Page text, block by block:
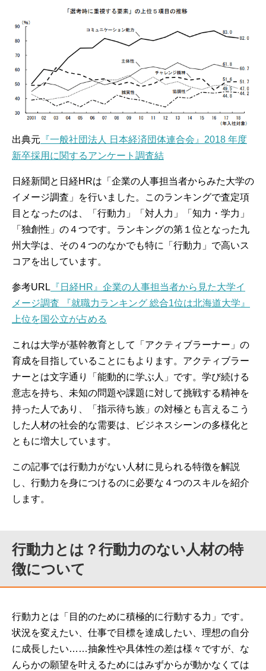
出典元 『一般社団法人 日本経済団体連合会』2018 年度
新卒採用に関するアンケート調査結
日経新聞と日経HRは「企業の人事担当者からみた大学の
イメージ調査」を行いました。このランキングで査定項
目となったのは、「行動力」「対人力」「知力・学力」
「独創性」の４つです。ランキングの第１位となった九
州大学は、その４つのなかでも特に「行動力」で高いス
コアを出しています。
参考URL 『日経HR』企業の人事担当者から見た大学イ
メージ調査 『就職力ランキング 総合1位は北海道大学』
上位を国公立が占める
これは大学が基幹教育として「アクティブラーナー」の
育成を目指していることにもよります。アクティブラー
ナーとは文字通り「能動的に学ぶ人」です。学び続ける
意志を持ち、未知の問題や課題に対して挑戦する精神を
持った人であり、「指示待ち族」の対極とも言えるこう
した人材の社会的な需要は、ビジネスシーンの多様化と
ともに増大しています。
この記事では行動力がない人材に見られる特徴を解説
し、行動力を身につけるのに必要な４つのスキルを紹介
します。
行動力とは？行動力のない人材の特
徴について
行動力とは「目的のために積極的に行動する力」です。
状況を変えたい、仕事で目標を達成したい、理想の自分
に成長したい……抽象性や具体性の差は様々ですが、な
んらかの願望を叶えるためにはみずからが動かなくては